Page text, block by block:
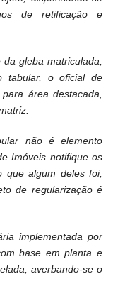
de retificação e
gleba matriculada,
tabular, o oficial de
área destacada,
não é elemento
Imóveis notifique os
que algum deles foi,
de regularização é
implementada por
base em planta e
averbando-se o